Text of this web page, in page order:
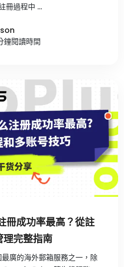
冊過程中 …
閱讀時間
冊成功率最高？從註
完整指南
廣的海外郵箱服務之一，除